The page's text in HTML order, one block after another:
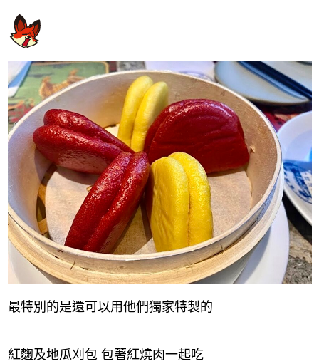
最特別的是還可以用他們獨家特製的
紅麴及地瓜刈包 包著紅燒肉一起吃